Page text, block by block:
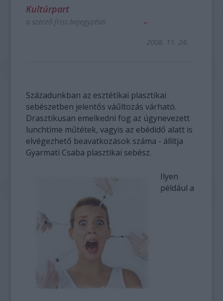
Kultúrpart
a szerző friss bejegyzései
2008. 11. 24.
Századunkban az esztétikai plasztikai
sebészetben jelentős váűltozás várható.
Drasztikusan emelkedni fog az úgynevezett
lunchtime műtétek, vagyis az ebédidő alatt is
elvégezhető beavatkozások száma - állítja
Gyarmati Csaba plasztikai sebész.
Ilyen
például a